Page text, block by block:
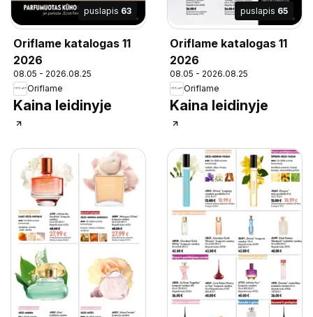
puslapis 63
Oriflame katalogas 11
2026
08.05 - 2026.08.25
Oriflame
Kaina leidinyje
puslapis 65
Oriflame katalogas 11
2026
08.05 - 2026.08.25
Oriflame
Kaina leidinyje